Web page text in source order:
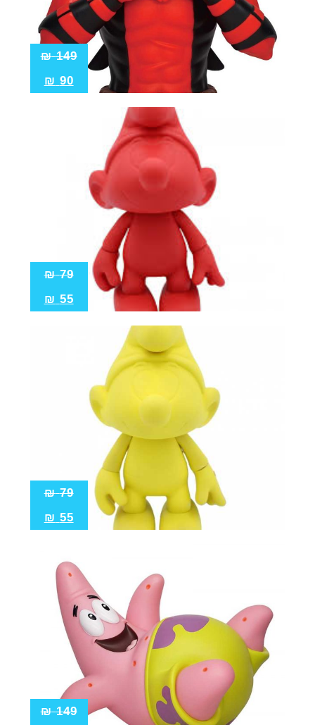
149
₪
90
₪
79
₪
55
₪
79
₪
55
₪
149
₪